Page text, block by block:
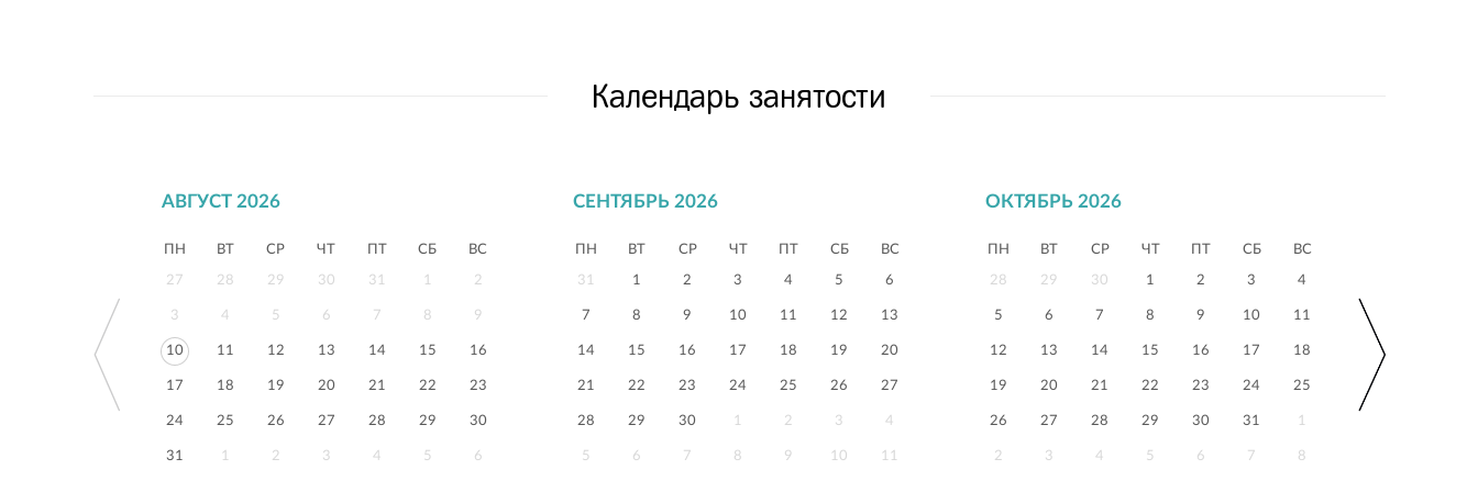
Календарь занятости
АВГУСТ 2026
ПН ВТ СР ЧТ ПТ СБ ВС
27 28 29 30 31 1 2
3 4 5 6 7 8 9
10 11 12 13 14 15 16
17 18 19 20 21 22 23
24 25 26 27 28 29 30
31 1 2 3 4 5 6
СЕНТЯБРЬ 2026
ПН ВТ СР ЧТ ПТ СБ ВС
31 1 2 3 4 5 6
7 8 9 10 11 12 13
14 15 16 17 18 19 20
21 22 23 24 25 26 27
28 29 30 1 2 3 4
5 6 7 8 9 10 11
ОКТЯБРЬ 2026
ПН ВТ СР ЧТ ПТ СБ ВС
28 29 30 1 2 3 4
5 6 7 8 9 10 11
12 13 14 15 16 17 18
19 20 21 22 23 24 25
26 27 28 29 30 31 1
2 3 4 5 6 7 8